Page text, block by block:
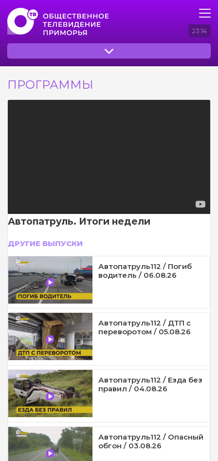
23:14
ПРОГРАММЫ
Автопатруль. Итоги недели
ДРУГИЕ ВЫПУСКИ
Автопатруль112 / Погиб
водитель / 06.08.26
Автопатруль112 / ДТП с
переворотом / 05.08.26
Автопатруль112 / Езда без
правил / 04.08.26
Автопатруль112 / Опасный
обгон / 03.08.26